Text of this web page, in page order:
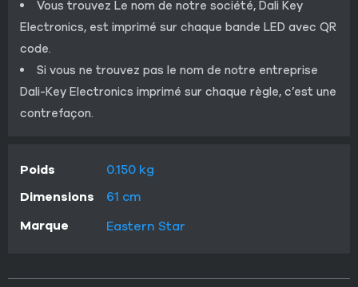
Vous trouvez Le nom de notre société, Dali Key
Electronics, est imprimé sur chaque bande LED avec QR
code.
Si vous ne trouvez pas le nom de notre entreprise
Dali-Key Electronics imprimé sur chaque règle, c’est une
contrefaçon.
Poids
0.150 kg
Dimensions
61 cm
Marque
Eastern Star